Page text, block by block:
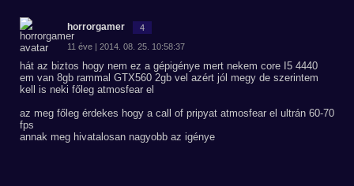
horrorgamer 4
11 éve | 2014. 08. 25. 10:58:37
hát az biztos hogy nem ez a gépigénye mert nekem core I5 4440
em van 8gb rammal GTX560 2gb vel azért jól megy de szerintem
kell is neki főleg atmosfear el
az meg főleg érdekes hogy a call of pripyat atmosfear el ultrán 60-70
fps
annak meg hivatalosan nagyobb az igénye